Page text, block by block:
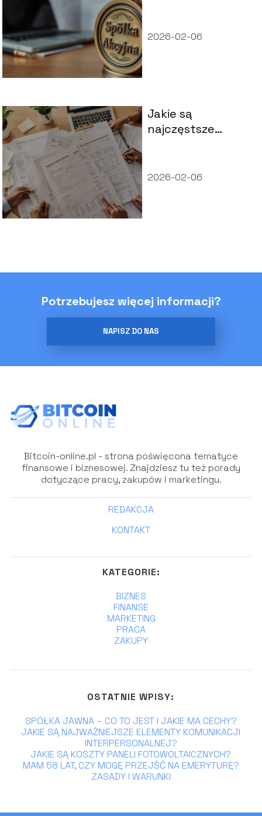
2026-02-06
Jakie są
najczęstsze
kredytu
2026-02-06
Potrzebujesz więcej informacji?
NAPISZ DO NAS
Bitcoin-online.pl - strona poświęcona tematyce
finansowe i biznesowej. Znajdziesz tu też porady
dotyczące pracy, zakupów i marketingu.
REDAKCJA
KONTAKT
KATEGORIE:
BIZNES
FINANSE
MARKETING
PRACA
ZAKUPY
OSTATNIE WPISY:
SPÓŁKA JAWNA – CO TO JEST I JAKIE MA CECHY?
JAKIE SĄ NAJWAŻNIEJSZE ELEMENTY KOMUNIKACJI
INTERPERSONALNEJ?
JAKIE SĄ KOSZTY PANELI FOTOWOLTAICZNYCH?
MAM 58 LAT, CZY MOGĘ PRZEJŚĆ NA EMERYTURĘ?
ZASADY I WARUNKI